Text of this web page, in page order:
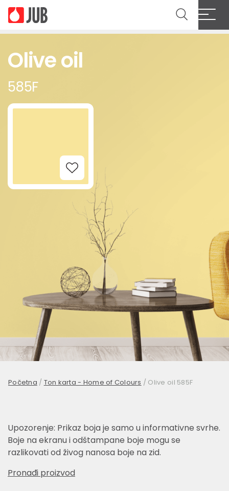
Olive oil
585F
Add to Wishlist
Početna / Ton karta - Home of Colours / Olive oil 585F
Upozorenje: Prikaz boja je samo u informativne svrhe.
Boje na ekranu i odštampane boje mogu se
razlikovati od živog nanosa boje na zid.
Pronađi proizvod